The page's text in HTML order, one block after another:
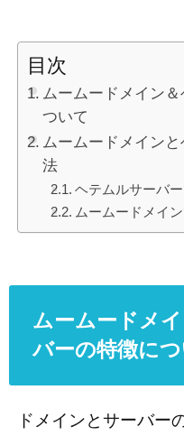
目次
ムームードメイン
ついて
ムームードメイン
法
ヘテムルサーバ
ムームードメイ
ムームードメ
バーの特徴に
ドメインとサーバー